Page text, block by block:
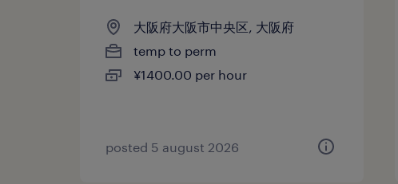
大阪府大阪市中央区, 大阪府
temp to perm
¥1400.00 per hour
posted 5 august 2026